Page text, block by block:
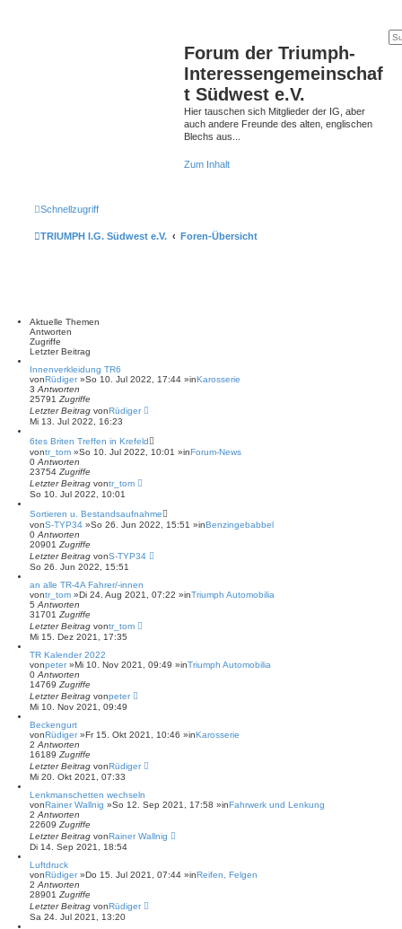
Forum der Triumph-
Interessengemeinschaf
t Südwest e.V.
Hier tauschen sich Mitglieder der IG, aber
auch andere Freunde des alten, englischen
Blechs aus...
Zum Inhalt
Schnellzugriff
TRIUMPH I.G. Südwest e.V. Foren-Übersicht
Aktuelle Themen
Antworten
Zugriffe
Letzter Beitrag
Innenverkleidung TR6
vonRüdiger»So 10. Jul 2022, 17:44 »inKarosserie
3 Antworten
25791 Zugriffe
Letzter Beitrag vonRüdiger
Mi 13. Jul 2022, 16:23
6tes Briten Treffen in Krefeld
vontr_tom »So 10. Jul 2022, 10:01 »inForum-News
0 Antworten
23754 Zugriffe
Letzter Beitrag vontr_tom
So 10. Jul 2022, 10:01
Sortieren u. Bestandsaufnahme
vonS-TYP34 »So 26. Jun 2022, 15:51 »inBenzingebabbel
0 Antworten
20901 Zugriffe
Letzter Beitrag vonS-TYP34
So 26. Jun 2022, 15:51
an alle TR-4A Fahrer/-innen
vontr_tom »Di 24. Aug 2021, 07:22 »inTriumph Automobilia
5 Antworten
31701 Zugriffe
Letzter Beitrag vontr_tom
Mi 15. Dez 2021, 17:35
TR Kalender 2022
vonpeter»Mi 10. Nov 2021, 09:49 »inTriumph Automobilia
0 Antworten
14769 Zugriffe
Letzter Beitrag vonpeter
Mi 10. Nov 2021, 09:49
Beckengurt
vonRüdiger»Fr 15. Okt 2021, 10:46 »inKarosserie
2 Antworten
16189 Zugriffe
Letzter Beitrag vonRüdiger
Mi 20. Okt 2021, 07:33
Lenkmanschetten wechseln
vonRainer Wallnig »So 12. Sep 2021, 17:58 »inFahrwerk und Lenkung
2 Antworten
22609 Zugriffe
Letzter Beitrag vonRainer Wallnig
Di 14. Sep 2021, 18:54
Luftdruck
vonRüdiger»Do 15. Jul 2021, 07:44 »inReifen, Felgen
2 Antworten
28901 Zugriffe
Letzter Beitrag vonRüdiger
Sa 24. Jul 2021, 13:20